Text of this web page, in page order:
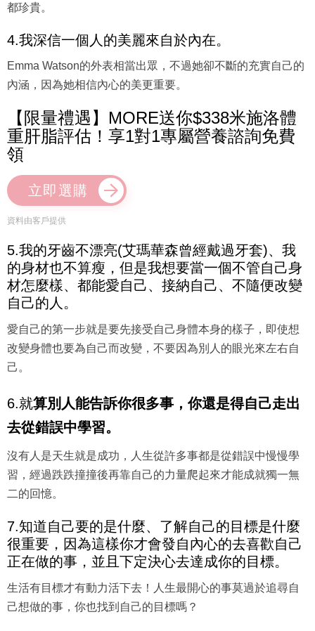
都珍貴。
4.我深信一個人的美麗來自於內在。
Emma Watson的外表相當出眾，不過她卻不斷的充實自己的
內涵，因為她相信內心的美更重要。
【限量禮遇】MORE送你$338米施洛體
重肝脂評估！享1對1專屬營養諮詢免費
領
立即選購
資料由客戶提供
5.我的牙齒不漂亮(艾瑪華森曾經戴過牙套)、我
的身材也不算瘦，但是我想要當一個不管自己身
材怎麼樣、都能愛自己、接納自己、不隨便改變
自己的人。
愛自己的第一步就是要先接受自己身體本身的樣子，即使想
改變身體也要為自己而改變，不要因為別人的眼光來左右自
己。
6.就算別人能告訴你很多事，你還是得自己走出
去從錯誤中學習。
沒有人是天生就是成功，人生從許多事都是從錯誤中慢慢學
習，經過跌跌撞撞後再靠自己的力量爬起來才能成就獨一無
二的回憶。
7.知道自己要的是什麼、了解自己的目標是什麼
很重要，因為這樣你才會發自內心的去喜歡自己
正在做的事，並且下定決心去達成你的目標。
生活有目標才有動力活下去！人生最開心的事莫過於追尋自
己想做的事，你也找到自己的目標嗎？